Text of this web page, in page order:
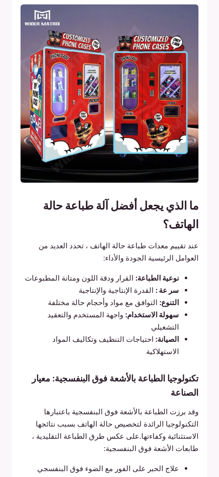
ما الذي يجعل أفضل آلة طباعة حالة
الهاتف؟
عند تقييم معدات طباعة حالة الهاتف ، تحدد العديد من
العوامل الرئيسية الجودة والأداء:
نوعية الطباعة: القرار ودقة اللون ومتانة المطبوعات
سر عة : القدرة الإنتاجية والإنتاجية
التنوع: التوافق مع مواد وأحجام حالة مختلفة
سهولة الاستخدام: واجهة المستخدم والتعقيد
التشغيلي
الصيانة: احتياجات التنظيف وتكاليف المواد
الاستهلاكية
تكنولوجيا الطباعة بالأشعة فوق البنفسجية: معيار
الصناعة
وقد برزت الطباعة بالأشعة فوق البنفسجية باعتبارها
التكنولوجيا الرائدة لتخصيص حالة الهاتف بسبب نتائجها
الاستثنائية وكفاءتها.على عكس طرق الطباعة التقليدية ،
طابعات الأشعة فوق البنفسجية:
علاج الحبر على الفور مع الضوء فوق البنفسجي